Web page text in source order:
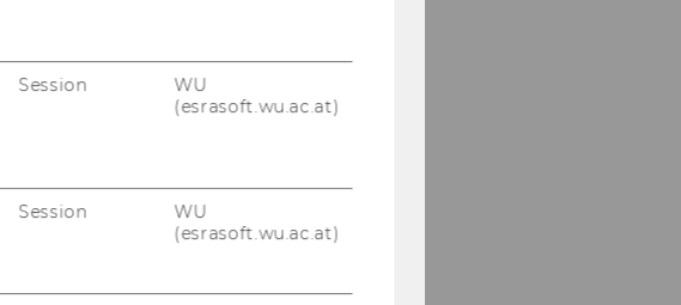
Session
WU
(esrasoft.wu.ac.at)
Session
WU
(esrasoft.wu.ac.at)